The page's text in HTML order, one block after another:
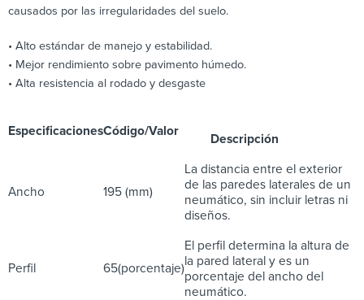
causados por las irregularidades del suelo.
• Alto estándar de manejo y estabilidad.
• Mejor rendimiento sobre pavimento húmedo.
• Alta resistencia al rodado y desgaste
EspecificacionesCódigo/Valor
Descripción
Ancho 195 (mm)
La distancia entre el exterior
de las paredes laterales de un
neumático, sin incluir letras ni
diseños.
Perfil 65(porcentaje)
El perfil determina la altura de
la pared lateral y es un
porcentaje del ancho del
neumático.